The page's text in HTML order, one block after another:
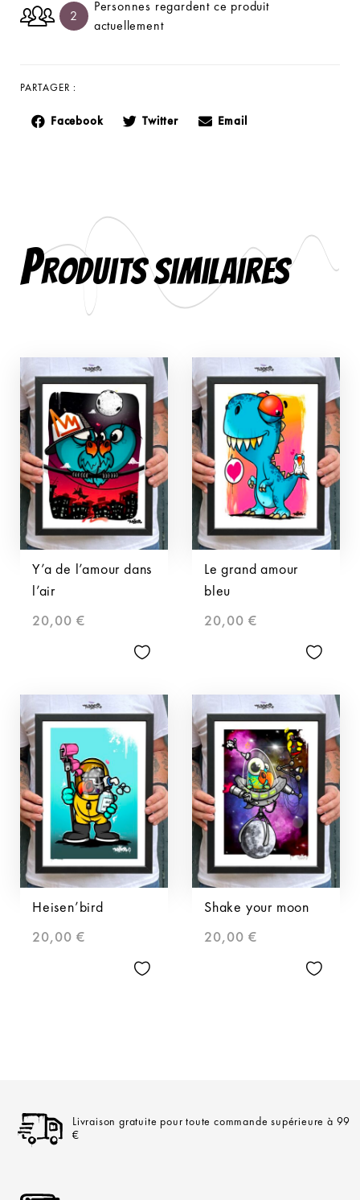
2
Personnes regardent ce produit
actuellement
PARTAGER :
Facebook Twitter Email
Produits similaires
Y’a de l’amour dans
l’air
20,00 €
Le grand amour
bleu
20,00 €
Heisen’bird
20,00 €
Shake your moon
20,00 €
Livraison gratuite pour toute commande supérieure à 99
€